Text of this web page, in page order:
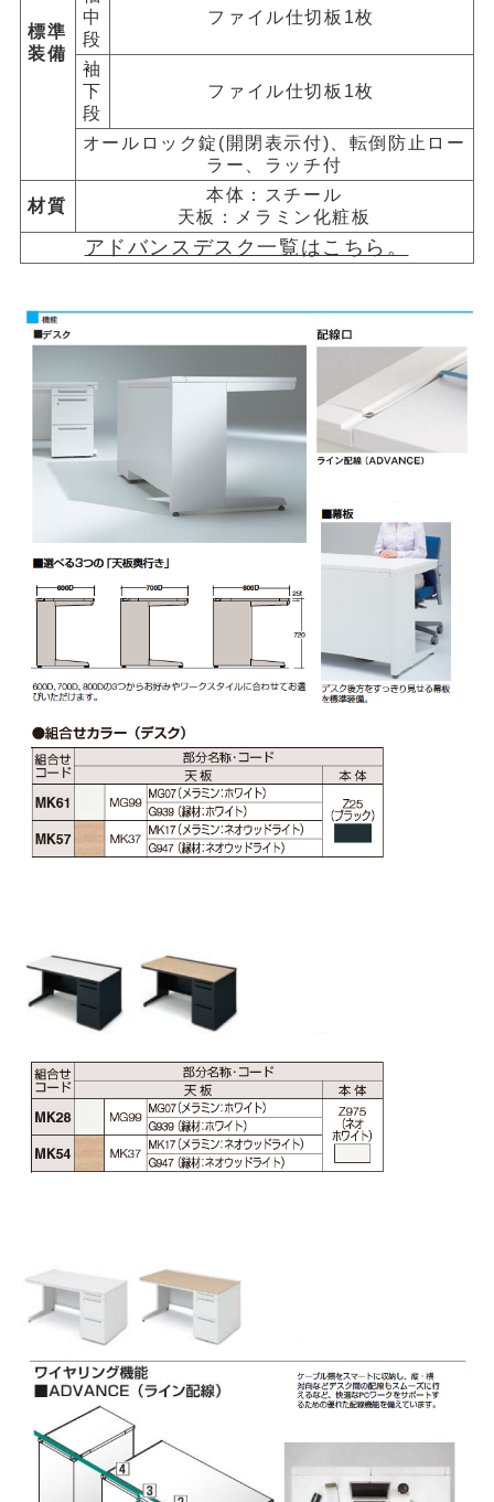
標準
装備
中
段
ファイル仕切板1枚
袖
下
段
ファイル仕切板1枚
オールロック錠(開閉表示付)、転倒防止ロー
ラー、ラッチ付
材質
本体：スチール
天板：メラミン化粧板
アドバンスデスク一覧はこちら。